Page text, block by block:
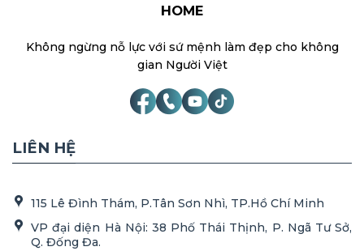
HOME
Không ngừng nỗ lực với sứ mệnh làm đẹp cho không
gian Người Việt
LIÊN HỆ
115 Lê Đình Thám, P.Tân Sơn Nhì, TP.Hồ Chí Minh
VP đại diện Hà Nội: 38 Phố Thái Thịnh, P. Ngã Tư Sở,
Q. Đống Đa.